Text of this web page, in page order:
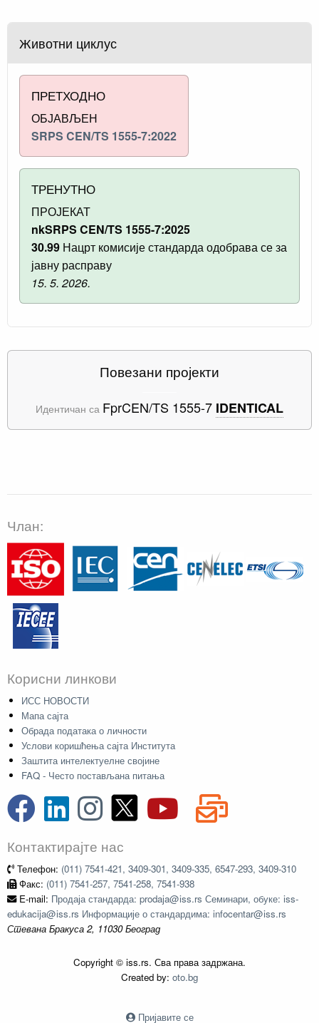
Животни циклус
ПРЕТХОДНО
ОБЈАВЉЕН
SRPS CEN/TS 1555-7:2022
ТРЕНУТНО
ПРОЈЕКАТ
nkSRPS CEN/TS 1555-7:2025
30.99 Нацрт комисије стандарда одобрава се за
јавну расправу
15. 5. 2026.
Повезани пројекти
Идентичан са FprCEN/TS 1555-7 IDENTICAL
Члан:
Корисни линкови
ИСС НОВОСТИ
Мапа сајта
Обрада података о личности
Услови коришћења сајта Института
Заштита интелектуелне својине
FAQ - Често постављана питања
Контактирајте нас
Телефон: (011) 7541-421, 3409-301, 3409-335, 6547-293, 3409-310
Факс: (011) 7541-257, 7541-258, 7541-938
E-mail: Продаја стандарда: prodaja@iss.rs Семинари, обуке: iss-
edukacija@iss.rs Информације о стандардима: infocentar@iss.rs
Стевана Бракуса 2, 11030 Београд
Copyright © iss.rs. Сва права задржана.
Created by: oto.bg
Пријавите се